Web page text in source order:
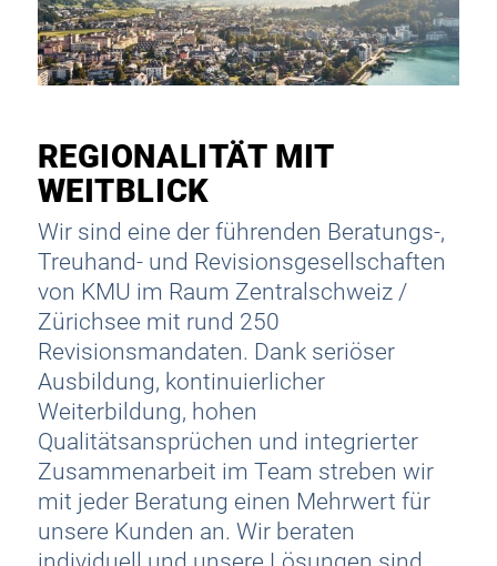
REGIONALITÄT MIT
WEITBLICK
Wir sind eine der führenden Beratungs-,
Treuhand- und Revisionsgesellschaften
von KMU im Raum Zentralschweiz /
Zürichsee mit rund 250
Revisionsmandaten. Dank seriöser
Ausbildung, kontinuierlicher
Weiterbildung, hohen
Qualitätsansprüchen und integrierter
Zusammenarbeit im Team streben wir
mit jeder Beratung einen Mehrwert für
unsere Kunden an. Wir beraten